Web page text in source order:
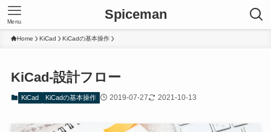
Spiceman
Menu
Home KiCad KiCadの基本操作
KiCad-設計フロー
KiCad KiCadの基本操作 2019-07-27 2021-10-13